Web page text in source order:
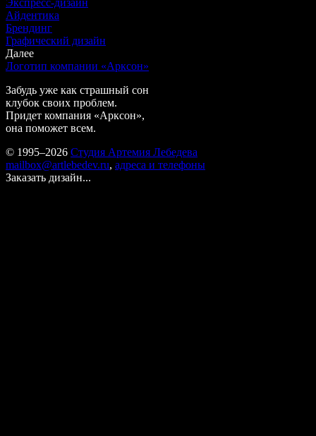
Экспресс-дизайн
Айдентика
Брендинг
Графический дизайн
Далее
Логотип компании «Арксон»
Забудь уже как страшный сон
клубок своих проблем.
Придет компания «Арксон»,
она поможет всем.
© 1995–2026 Студия Артемия Лебедева
mailbox@artlebedev.ru, адреса и телефоны
Заказать дизайн...